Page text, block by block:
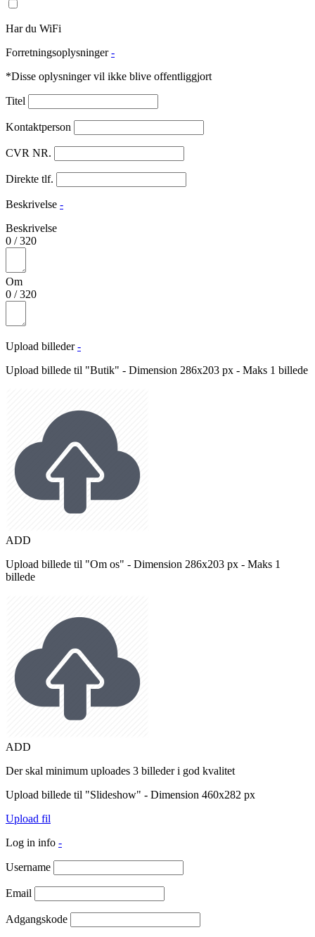
Har du WiFi
Forretningsoplysninger -
*Disse oplysninger vil ikke blive offentliggjort
Titel
Kontaktperson
CVR NR.
Direkte tlf.
Beskrivelse -
Beskrivelse
0 /320
Om
0 /320
Upload billeder -
Upload billede til "Butik" - Dimension 286x203 px - Maks 1 billede
ADD
Upload billede til "Om os" - Dimension 286x203 px - Maks 1
billede
ADD
Der skal minimum uploades 3 billeder i god kvalitet
Upload billede til "Slideshow" - Dimension 460x282 px
Upload fil
Log in info -
Username
Email
Adgangskode